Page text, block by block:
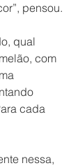
pensou.
qual
com
cada
nessa,